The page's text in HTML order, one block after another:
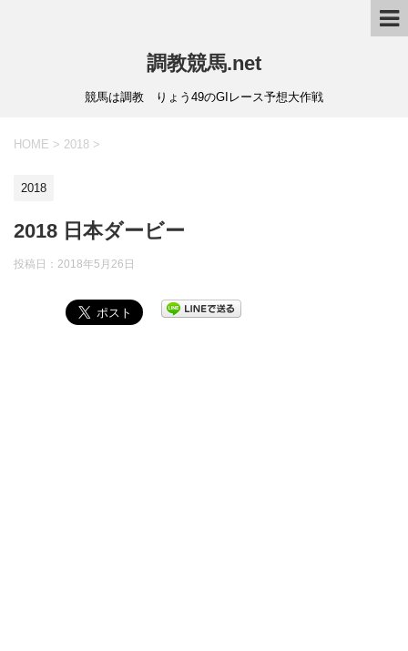
調教競馬.net
競馬は調教 りょう49のGIレース予想大作戦
HOME > 2018 >
2018
2018 日本ダービー
投稿日： 2018年5月26日